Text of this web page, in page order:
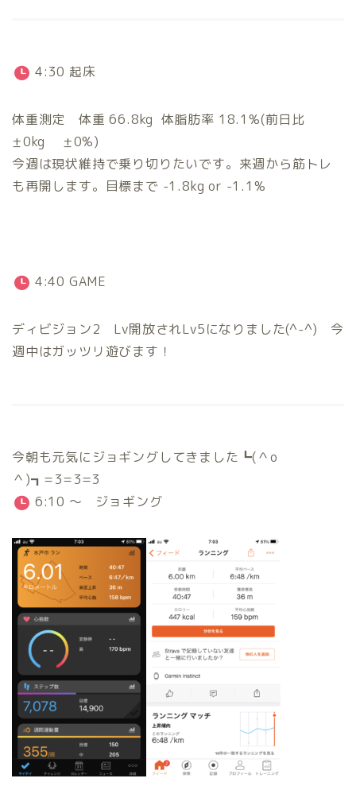
4:30 起床
体重測定 体重 66.8kg 体脂肪率 18.1%(前日比
±0kg ±0%)
今週は現状維持で乗り切りたいです。来週から筋トレ
も再開します。目標まで -1.8kg or -1.1%
4:40 GAME
ディビジョン2 Lv開放されLv5になりました(^-^) 今
週中はガッツリ遊びます！
今朝も元気にジョギングしてきました┗(＾o
＾)┓=3=3=3
6:10 ～ ジョギング